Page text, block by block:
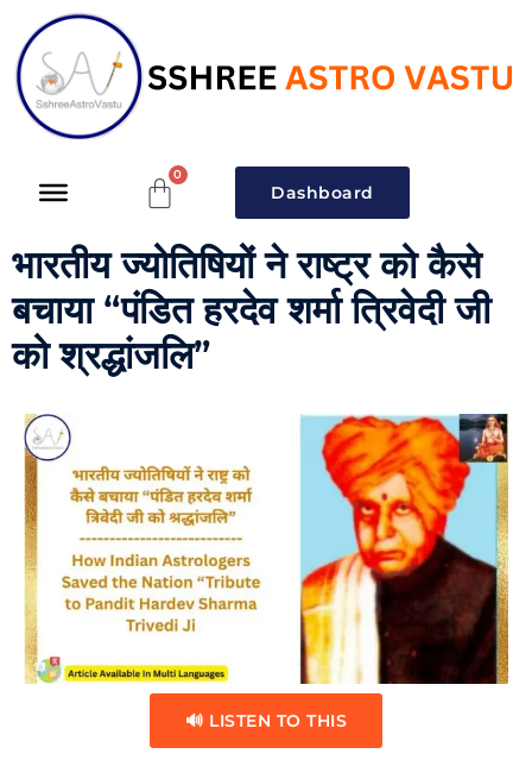
Dashboard
भारतीय ज्योतिषियों ने राष्ट्र को कैसे
बचाया “पंडित हरदेव शर्मा त्रिवेदी जी
को श्रद्धांजलि”
🔊 LISTEN TO THIS